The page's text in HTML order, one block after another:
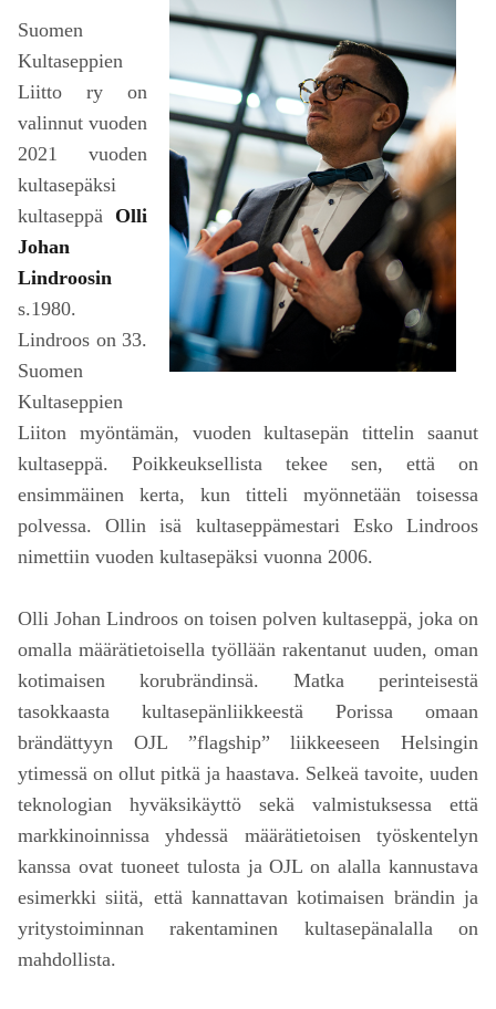
Suomen
Kultaseppien
Liitto ry on
valinnut vuoden
2021 vuoden
kultasepäksi
kultaseppä Olli
Johan
Lindroosin
s.1980.
Lindroos on 33.
Suomen
Kultaseppien
Liiton myöntämän, vuoden kultasepän tittelin saanut
kultaseppä. Poikkeuksellista tekee sen, että on
ensimmäinen kerta, kun titteli myönnetään toisessa
polvessa. Ollin isä kultaseppämestari Esko Lindroos
nimettiin vuoden kultasepäksi vuonna 2006.
Olli Johan Lindroos on toisen polven kultaseppä, joka on
omalla määrätietoisella työllään rakentanut uuden, oman
kotimaisen korubrändinsä. Matka perinteisestä
tasokkaasta kultasepänliikkeestä Porissa omaan
brändättyyn OJL ”flagship” liikkeeseen Helsingin
ytimessä on ollut pitkä ja haastava. Selkeä tavoite, uuden
teknologian hyväksikäyttö sekä valmistuksessa että
markkinoinnissa yhdessä määrätietoisen työskentelyn
kanssa ovat tuoneet tulosta ja OJL on alalla kannustava
esimerkki siitä, että kannattavan kotimaisen brändin ja
yritystoiminnan rakentaminen kultasepänalalla on
mahdollista.